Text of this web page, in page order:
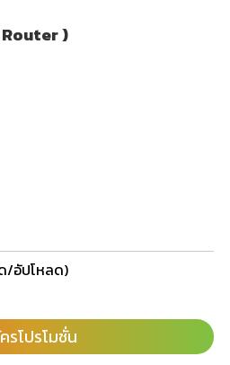
Router )
/อัปโหลด)
รโปรโมชั่น